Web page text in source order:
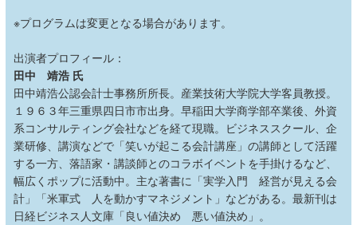
※プログラムは変更となる場合があります。
出演者プロフィール：
田中 靖浩 氏
田中靖浩公認会計士事務所所長。産業技術大学院大学客員教授。
１９６３年三重県四日市市出身。早稲田大学商学部卒業後、外資
系コンサルティング会社などを経て現職。ビジネススクール、企
業研修、講演などで「笑いが起こる会計講座」の講師として活躍
する一方、落語家・講談師とのコラボイベントを手掛けるなど、
幅広くポップに活動中。主な著書に「実学入門 経営が見える会
計」「米軍式 人を動かすマネジメント」などがある。最新刊は
日経ビジネス人文庫「良い値決め 悪い値決め」。